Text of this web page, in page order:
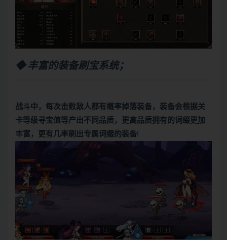
◆ 丰富的装备刷宝系统；
战斗中，每次击败敌人都有概率掉落装备，装备会根据关
卡等级寻宝值等产出不同品质，更高品质拥有的词缀更加
丰富，更有几率刷出专属词缀的装备!